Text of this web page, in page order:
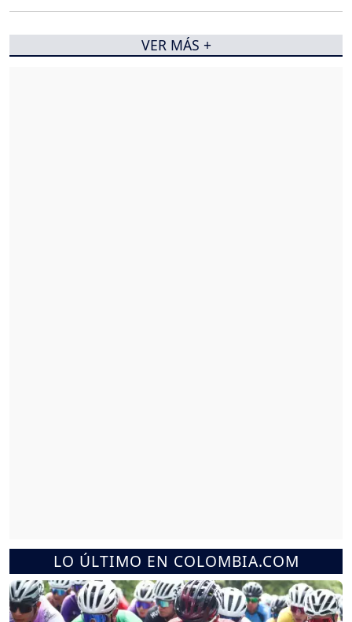
LO ÚLTIMO EN COLOMBIA.COM
VER MÁS +